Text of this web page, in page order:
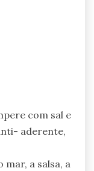
com sal e
aderente,
mar, a salsa, a